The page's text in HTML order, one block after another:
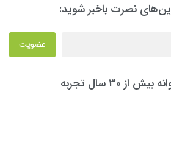
نصرت باخبر شوید:
عضویت
30 سال تجربه